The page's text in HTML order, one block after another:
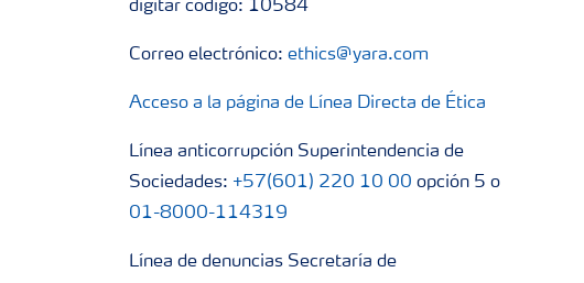
digitar código: 10584
Correo electrónico: ethics@yara.com
Acceso a la página de Línea Directa de Ética
Línea anticorrupción Superintendencia de
Sociedades: +57(601) 220 10 00 opción 5 o
01-8000-114319
Línea de denuncias Secretaría de